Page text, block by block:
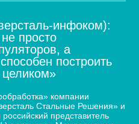
инфоком):
просто
а
построить
компании
Стальные Решения» и
представитель